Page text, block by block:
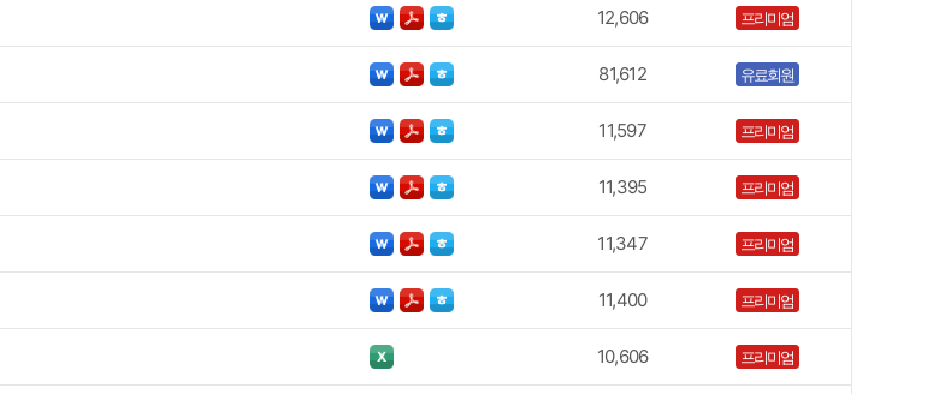
12,606 프리미엄
81,612 유료회원
11,597 프리미엄
11,395 프리미엄
11,347 프리미엄
11,400 프리미엄
10,606 프리미엄